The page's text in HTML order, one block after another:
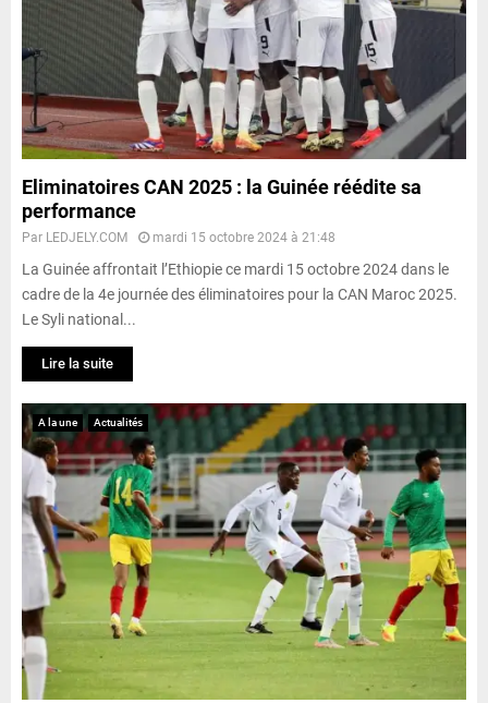
Eliminatoires CAN 2025 : la Guinée réédite sa
performance
Par LEDJELY.COM mardi 15 octobre 2024 à 21:48
La Guinée affrontait l’Ethiopie ce mardi 15 octobre 2024 dans le
cadre de la 4e journée des éliminatoires pour la CAN Maroc 2025.
Le Syli national...
Lire la suite
A la une Actualités